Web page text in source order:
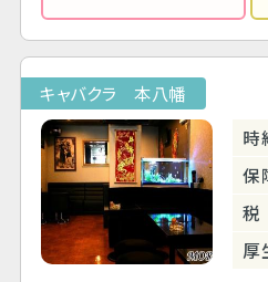
キャバクラ 本八幡
時
保
税
厚